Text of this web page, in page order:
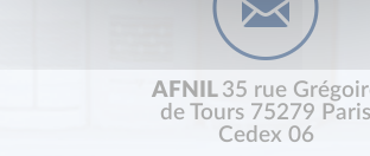
AFNIL 35 rue
de Tours 75279 Paris
Cedex 06